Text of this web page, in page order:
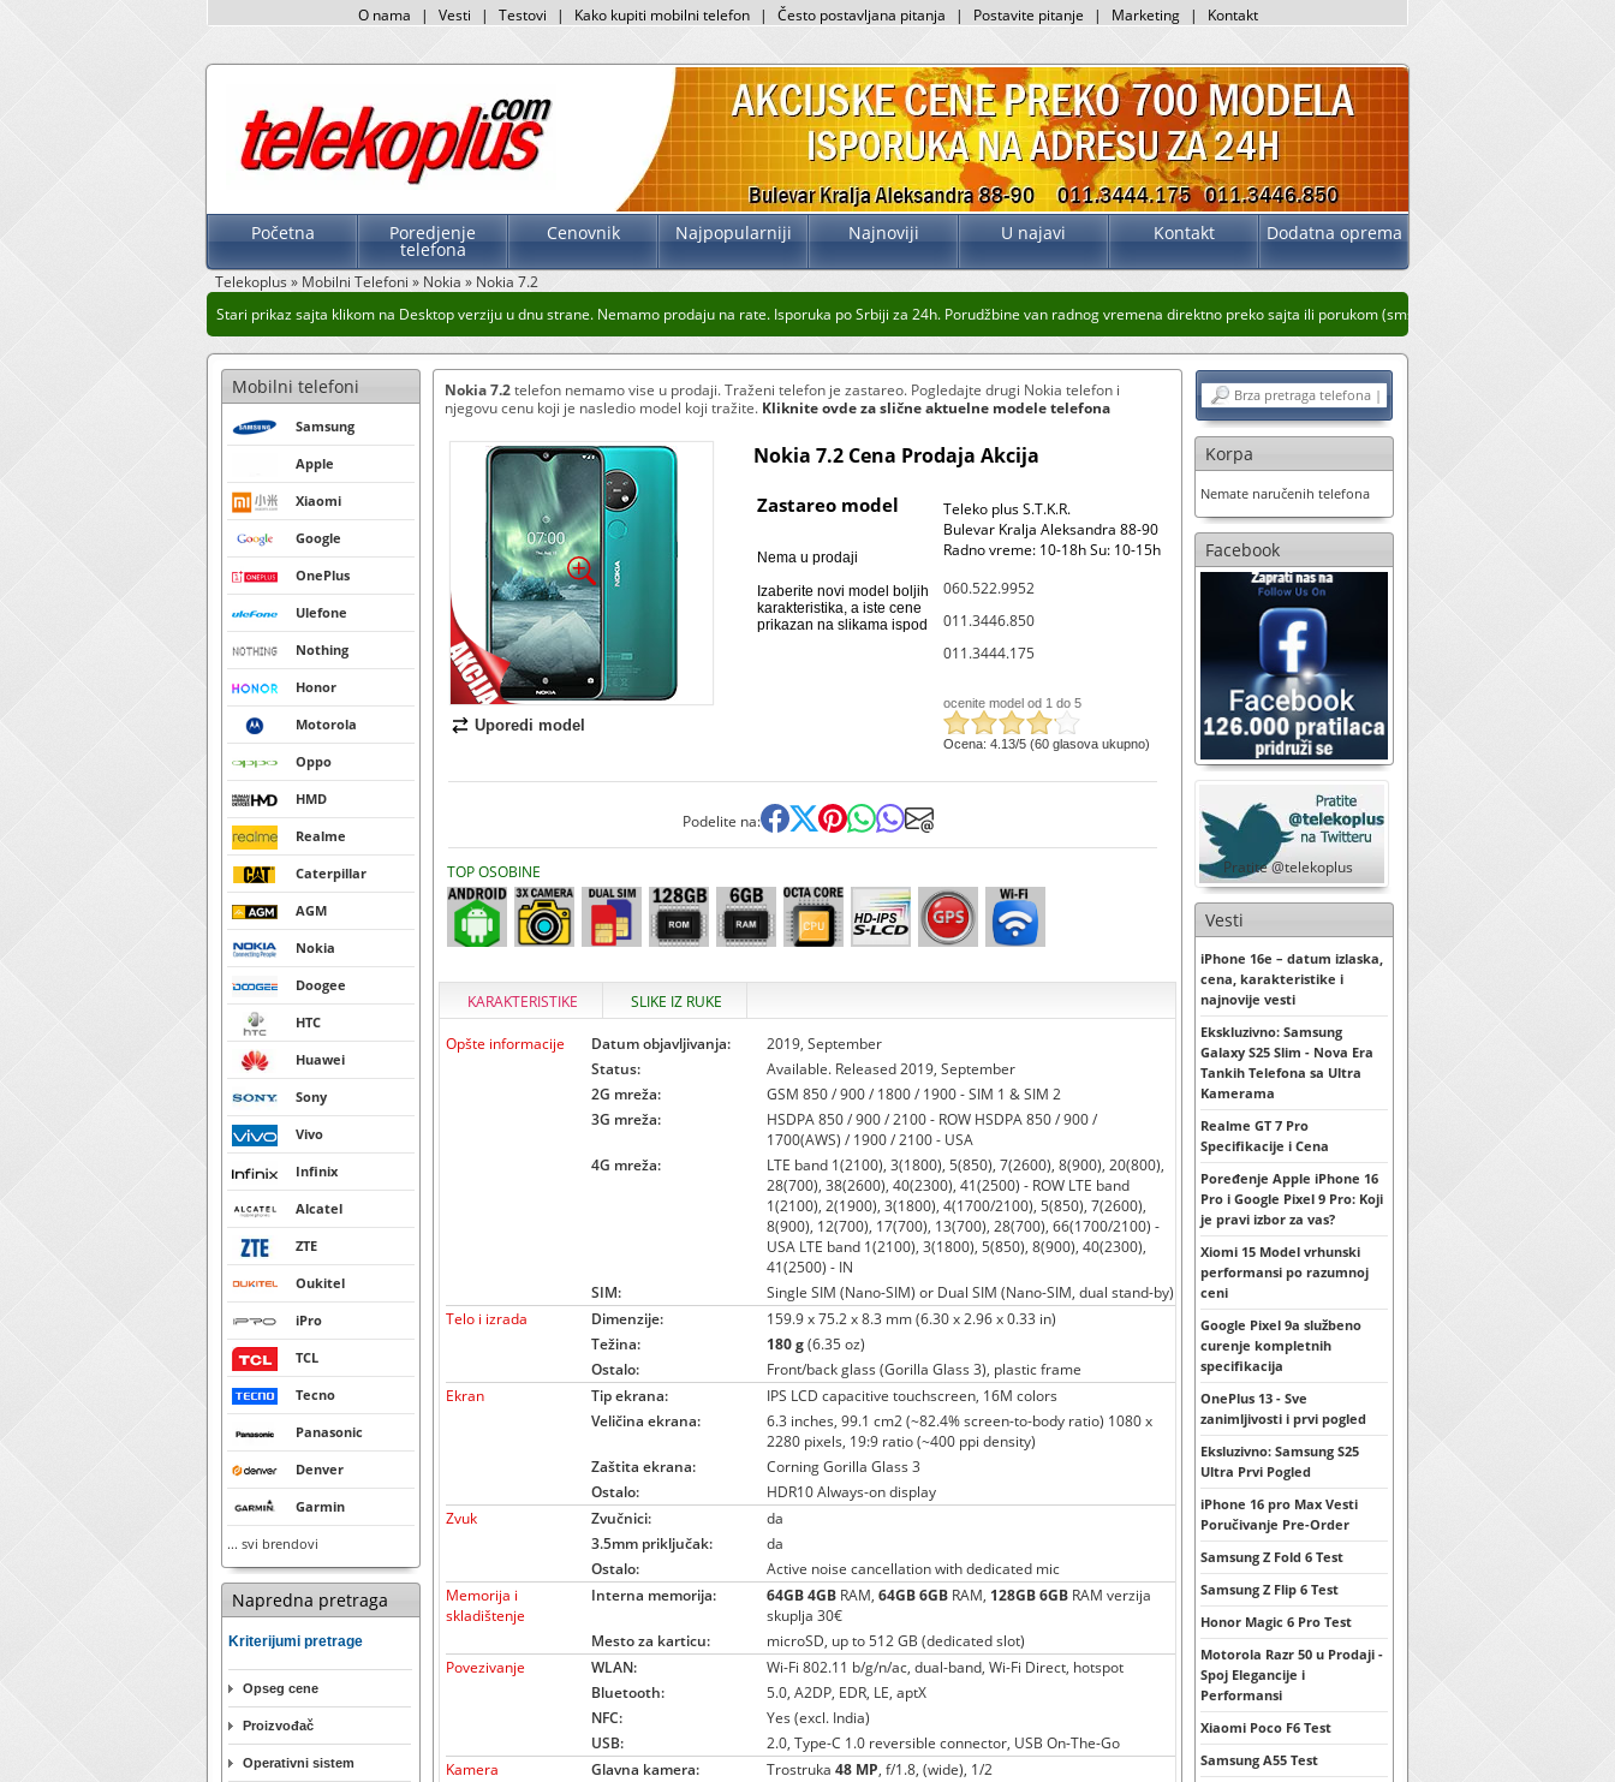
O nama | Vesti | Testovi | Kako kupiti mobilni telefon | Često postavljana pitanja | Postavite pitanje | Marketing | Kontakt
Početna Poredjenje
telefona
Cenovnik Najpopularniji Najnoviji U najavi Kontakt Dodatna oprema
Telekoplus» Mobilni Telefoni » Nokia » Nokia 7.2
Stari prikaz sajta klikom na Desktop verziju u dnu strane. Nemamo prodaju na rate. Isporuka po Srbiji za 24h. Porudžbine van radnog vremena direktno preko sajta ili porukom (sms, whatsup, viber)
Mobilni telefoni
Samsung
Apple
Xiaomi
Google
OnePlus
Ulefone
Nothing
Honor
Motorola
Oppo
HMD
Realme
Caterpillar
AGM
Nokia
Doogee
HTC
Huawei
Sony
Vivo
Infinix
Alcatel
ZTE
Oukitel
iPro
TCL
Tecno
Panasonic
Denver
Garmin
... svi brendovi
Napredna pretraga
Kriterijumi pretrage
Opseg cene
Proizvođač
Operativni sistem
Nokia 7.2telefon nemamo vise u prodaji. Traženi telefon je zastareo. Pogledajte drugi Nokia telefon i
njegovu cenu koji je nasledio model koji tražite. Kliknite ovde za slične aktuelne modele telefona
Uporedi model
Nokia 7.2 Cena Prodaja Akcija
Zastareo model
Nema u prodaji
Izaberite novi model boljih
karakteristika, a iste cene
prikazan na slikama ispod
Teleko plus S.T.K.R.
Bulevar Kralja Aleksandra 88-90
Radno vreme: 10-18h Su: 10-15h
060.522.9952
011.3446.850
011.3444.175
ocenite model od 1 do 5
Ocena: 4.13/5 (60 glasova ukupno)
Podelite na:
TOP OSOBINE
KARAKTERISTIKE SLIKE IZ RUKE
Opšte informacije Datum objavljivanja:
2019, September
Status:
Available. Released 2019, September
2G mreža:
GSM 850 / 900 / 1800 / 1900 - SIM 1 & SIM 2
3G mreža:
HSDPA 850 / 900 / 2100 - ROW HSDPA 850 / 900 /
1700(AWS) / 1900 / 2100 - USA
4G mreža:
LTE band 1(2100), 3(1800), 5(850), 7(2600), 8(900), 20(800),
28(700), 38(2600), 40(2300), 41(2500) - ROW LTE band
1(2100), 2(1900), 3(1800), 4(1700/2100), 5(850), 7(2600),
8(900), 12(700), 17(700), 13(700), 28(700), 66(1700/2100) -
USA LTE band 1(2100), 3(1800), 5(850), 8(900), 40(2300),
41(2500) - IN
SIM:
Single SIM (Nano-SIM) or Dual SIM (Nano-SIM, dual stand-by)
Telo i izrada
Dimenzije:
159.9 x 75.2 x 8.3 mm (6.30 x 2.96 x 0.33 in)
Težina:
180 g(6.35 oz)
Ostalo:
Front/back glass (Gorilla Glass 3), plastic frame
Ekran
Tip ekrana:
IPS LCD capacitive touchscreen, 16M colors
Veličina ekrana:
6.3 inches, 99.1 cm2 (~82.4% screen-to-body ratio) 1080 x
2280 pixels, 19:9 ratio (~400 ppi density)
Zaštita ekrana:
Corning Gorilla Glass 3
Ostalo:
HDR10 Always-on display
Zvuk
Zvučnici:
da
3.5mm priključak:
da
Ostalo:
Active noise cancellation with dedicated mic
Memorija i
skladištenje
Interna memorija: 64GB4GB RAM,64GB6GB RAM, 128GB6GB RAM verzija
skuplja 30€
Mesto za karticu:
microSD, up to 512 GB (dedicated slot)
Povezivanje
WLAN:
Wi-Fi 802.11 b/g/n/ac, dual-band, Wi-Fi Direct, hotspot
Bluetooth:
5.0, A2DP, EDR, LE, aptX
NFC:
Yes (excl. India)
USB:
2.0, Type-C 1.0 reversible connector, USB On-The-Go
Kamera
Glavna kamera: Trostruka48 MP, f/1.8, (wide), 1/2
Korpa
Nemate naručenih telefona
Facebook
Pratite @telekoplus
Vesti
iPhone 16e – datum izlaska,
cena, karakteristike i
najnovije vesti
Ekskluzivno: Samsung
Galaxy S25 Slim - Nova Era
Tankih Telefona sa Ultra
Kamerama
Realme GT 7 Pro
Specifikacije i Cena
Poređenje Apple iPhone 16
Pro i Google Pixel 9 Pro: Koji
je pravi izbor za vas?
Xiomi 15 Model vrhunski
performansi po razumnoj
ceni
Google Pixel 9a službeno
curenje kompletnih
specifikacija
OnePlus 13 - Sve
zanimljivosti i prvi pogled
Eksluzivno: Samsung S25
Ultra Prvi Pogled
iPhone 16 pro Max Vesti
Poručivanje Pre-Order
Samsung Z Fold 6 Test
Samsung Z Flip 6 Test
Honor Magic 6 Pro Test
Motorola Razr 50 u Prodaji -
Spoj Elegancije i
Performansi
Xiaomi Poco F6 Test
Samsung A55 Test